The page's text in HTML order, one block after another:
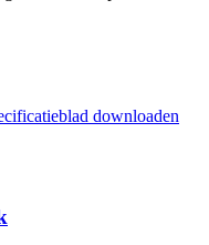
downloaden